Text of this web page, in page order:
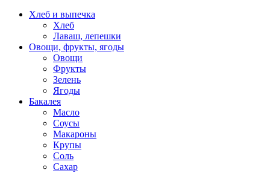
Хлеб и выпечка
Хлеб
Лаваш, лепешки
Овощи, фрукты, ягоды
Овощи
Фрукты
Зелень
Ягоды
Бакалея
Масло
Соусы
Макароны
Крупы
Соль
Сахар